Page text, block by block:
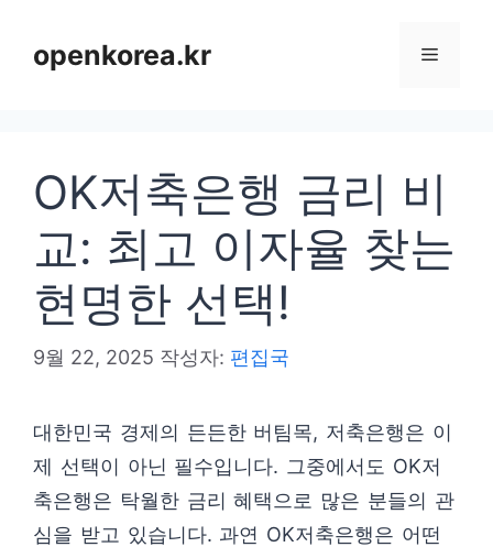
openkorea.kr 메
OK저축은행 금리 비
교: 최고 이자율 찾는
현명한 선택!
9월 22, 2025 작성자: 편집국
대한민국 경제의 든든한 버팀목, 저축은행은 이
제 선택이 아닌 필수입니다. 그중에서도 OK저
축은행은 탁월한 금리 혜택으로 많은 분들의 관
심을 받고 있습니다. 과연 OK저축은행은 어떤